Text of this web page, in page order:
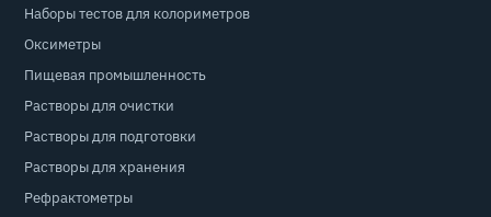
Наборы тестов для колориметров
Оксиметры
Пищевая промышленность
Растворы для очистки
Растворы для подготовки
Растворы для хранения
Рефрактометры